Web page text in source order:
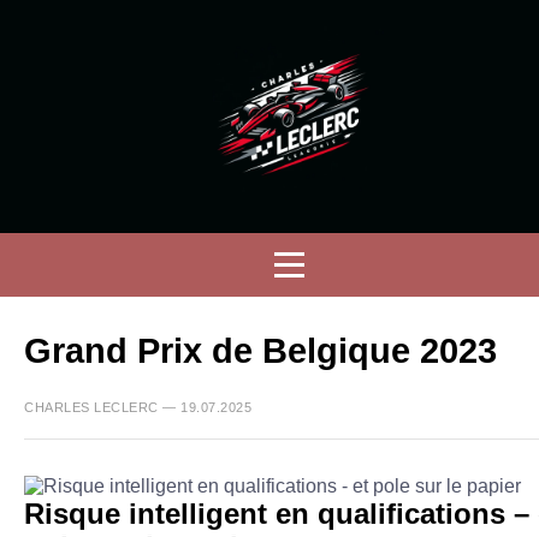
Grand Prix de Belgique 2023
CHARLES LECLERC — 19.07.2025
Risque intelligent en qualifications –